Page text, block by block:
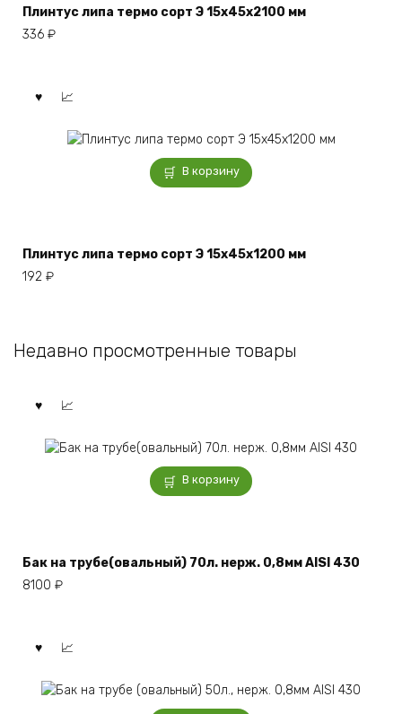
Плинтус липа термо сорт Э 15x45x2100 мм
336 ₽
В корзину
Плинтус липа термо сорт Э 15x45x1200 мм
192 ₽
Недавно просмотренные товары
В корзину
Бак на трубе(овальный) 70л. нерж. 0,8мм AISI 430
8100 ₽